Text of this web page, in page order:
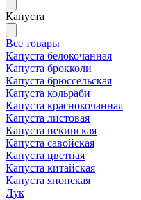
Капуста
Все товары
Капуста белокочанная
Капуста брокколи
Капуста брюссельская
Капуста кольраби
Капуста краснокочанная
Капуста листовая
Капуста пекинская
Капуста савойская
Капуста цветная
Капуста китайская
Капуста японская
Лук